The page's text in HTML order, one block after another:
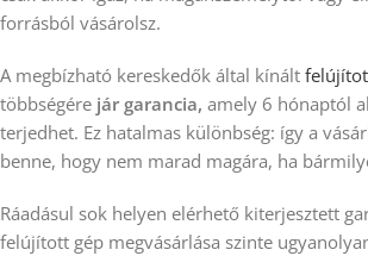
forrásból vásárolsz.
A megbízható kereskedők által kínált
többségére jár garancia, amely 6 hónaptól
terjedhet. Ez hatalmas különbség: így a
benne, hogy nem marad magára, ha
Ráadásul sok helyen elérhető kiterjesztett
felújított gép megvásárlása szinte